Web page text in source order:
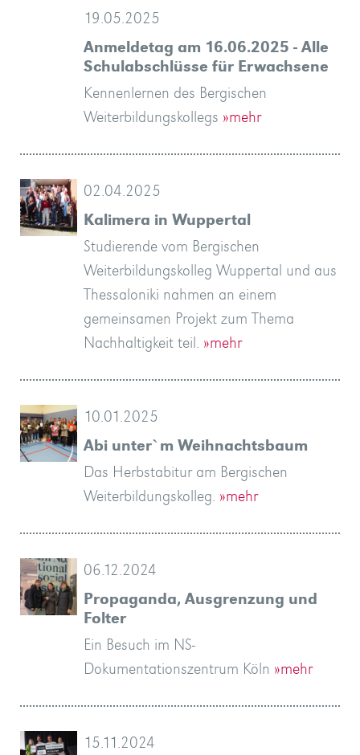
19.05.2025
Anmeldetag am 16.06.2025 - Alle
Schulabschlüsse für Erwachsene
Kennenlernen des Bergischen
Weiterbildungskollegs »mehr
02.04.2025
Kalimera in Wuppertal
Studierende vom Bergischen
Weiterbildungskolleg Wuppertal und aus
Thessaloniki nahmen an einem
gemeinsamen Projekt zum Thema
Nachhaltigkeit teil. »mehr
10.01.2025
Abi unter`m Weihnachtsbaum
Das Herbstabitur am Bergischen
Weiterbildungskolleg. »mehr
06.12.2024
Propaganda, Ausgrenzung und
Folter
Ein Besuch im NS-
Dokumentationszentrum Köln »mehr
15.11.2024